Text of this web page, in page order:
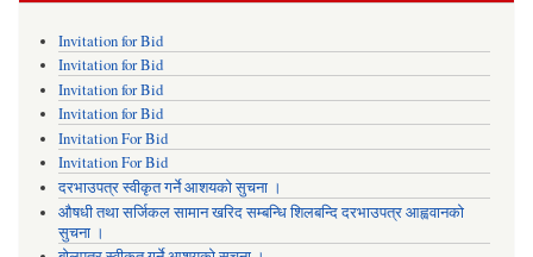
Invitation for Bid
Invitation for Bid
Invitation for Bid
Invitation for Bid
Invitation For Bid
Invitation For Bid
दरभाउपत्र स्वीकृत गर्ने आशयको सुचना ।
औषधी तथा सर्जिकल सामान खरिद सम्बन्धि शिलबन्दि दरभाउपत्र आह्ववानको
सुचना ।